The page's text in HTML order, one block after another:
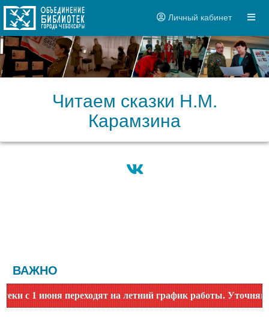
Личный кабинет
Читаем сказки Н.М.
Карамзина
ВАЖНО
1 июня переходят на летний график работы. Уточняйте